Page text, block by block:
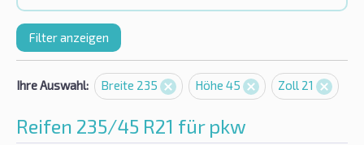
Filter anzeigen
Ihre Auswahl: Breite 235 Höhe 45 Zoll 21
Reifen 235/45 R21 für pkw